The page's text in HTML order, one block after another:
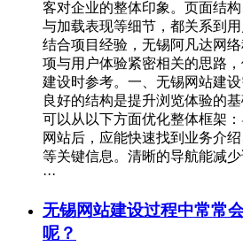
客对企业的整体印象。页面结
与加载表现等细节，都关系到用
结合项目经验，无锡阿凡达网
项与用户体验紧密相关的思路
建设时参考。一、无锡网站建
良好的结构是提升浏览体验的
可以从以下方面优化整体框架
网站后，应能快速找到业务介
等关键信息。清晰的导航能减
···
无锡网站建设过程中常常
呢？